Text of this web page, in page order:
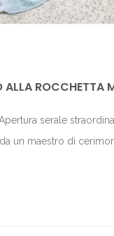
ALLA ROCCHETTA
serale
un maestro di